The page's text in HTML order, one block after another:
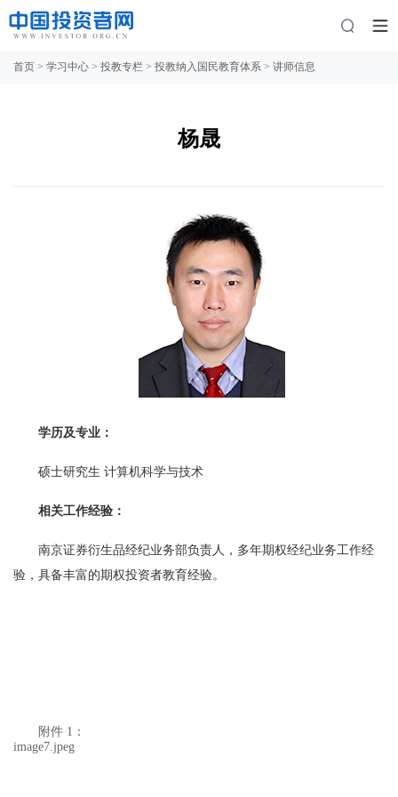
首页 > 学习中心 > 投教专栏 > 投教纳入国民教育体系 > 讲师信息
杨晟
学历及专业：
硕士研究生 计算机科学与技术
相关工作经验：
南京证券衍生品经纪业务部负责人，多年期权经纪业务工作经
验，具备丰富的期权投资者教育经验。
附件 1：
image7.jpeg